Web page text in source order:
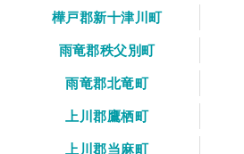
樺戸郡新十津川町
雨竜郡秩父別町
雨竜郡北竜町
上川郡鷹栖町
上川郡当麻町